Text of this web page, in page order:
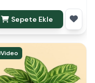
Sepete Ekle
Video